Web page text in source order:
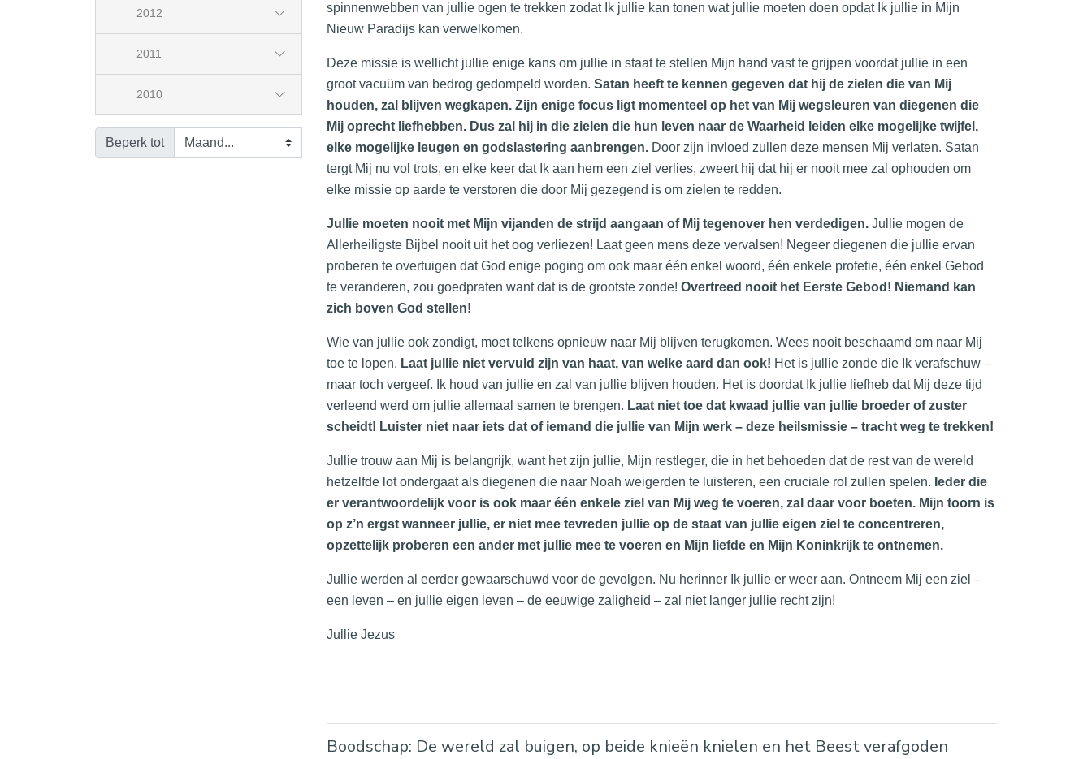
2012
2011
2010
Beperk tot
spinnenwebben van jullie ogen te trekken zodat Ik jullie kan tonen wat jullie moeten doen opdat Ik jullie in Mijn
Nieuw Paradijs kan verwelkomen.
Deze missie is wellicht jullie enige kans om jullie in staat te stellen Mijn hand vast te grijpen voordat jullie in een
groot vacuüm van bedrog gedompeld worden. Satan heeft te kennen gegeven dat hij de zielen die van Mij
houden, zal blijven wegkapen. Zijn enige focus ligt momenteel op het van Mij wegsleuren van diegenen die
Mij oprecht liefhebben. Dus zal hij in die zielen die hun leven naar de Waarheid leiden elke mogelijke twijfel,
elke mogelijke leugen en godslastering aanbrengen. Door zijn invloed zullen deze mensen Mij verlaten. Satan
tergt Mij nu vol trots, en elke keer dat Ik aan hem een ziel verlies, zweert hij dat hij er nooit mee zal ophouden om
elke missie op aarde te verstoren die door Mij gezegend is om zielen te redden.
Jullie moeten nooit met Mijn vijanden de strijd aangaan of Mij tegenover hen verdedigen. Jullie mogen de
Allerheiligste Bijbel nooit uit het oog verliezen! Laat geen mens deze vervalsen! Negeer diegenen die jullie ervan
proberen te overtuigen dat God enige poging om ook maar één enkel woord, één enkele profetie, één enkel Gebod
te veranderen, zou goedpraten want dat is de grootste zonde! Overtreed nooit het Eerste Gebod! Niemand kan
zich boven God stellen!
Wie van jullie ook zondigt, moet telkens opnieuw naar Mij blijven terugkomen. Wees nooit beschaamd om naar Mij
toe te lopen. Laat jullie niet vervuld zijn van haat, van welke aard dan ook! Het is jullie zonde die Ik verafschuw –
maar toch vergeef. Ik houd van jullie en zal van jullie blijven houden. Het is doordat Ik jullie liefheb dat Mij deze tijd
verleend werd om jullie allemaal samen te brengen. Laat niet toe dat kwaad jullie van jullie broeder of zuster
scheidt! Luister niet naar iets dat of iemand die jullie van Mijn werk – deze heilsmissie – tracht weg te trekken!
Jullie trouw aan Mij is belangrijk, want het zijn jullie, Mijn restleger, die in het behoeden dat de rest van de wereld
hetzelfde lot ondergaat als diegenen die naar Noah weigerden te luisteren, een cruciale rol zullen spelen. Ieder die
er verantwoordelijk voor is ook maar één enkele ziel van Mij weg te voeren, zal daar voor boeten. Mijn toorn is
op z’n ergst wanneer jullie, er niet mee tevreden jullie op de staat van jullie eigen ziel te concentreren,
opzettelijk proberen een ander met jullie mee te voeren en Mijn liefde en Mijn Koninkrijk te ontnemen.
Jullie werden al eerder gewaarschuwd voor de gevolgen. Nu herinner Ik jullie er weer aan. Ontneem Mij een ziel –
een leven – en jullie eigen leven – de eeuwige zaligheid – zal niet langer jullie recht zijn!
Jullie Jezus
Boodschap: De wereld zal buigen, op beide knieën knielen en het Beest verafgoden